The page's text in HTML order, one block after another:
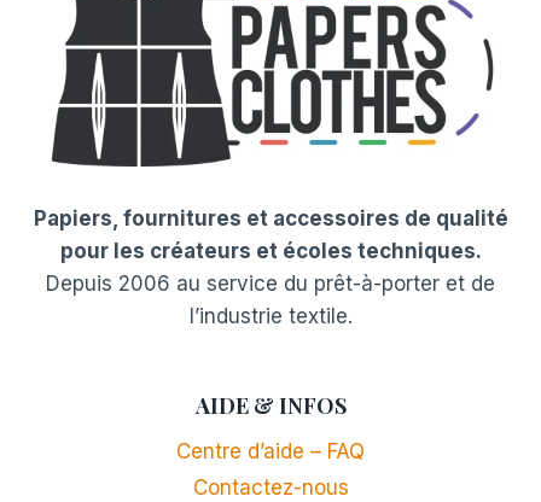
Papiers, fournitures et accessoires de qualité
pour les créateurs et écoles techniques.
Depuis 2006 au service du prêt-à-porter et de
l’industrie textile.
AIDE & INFOS
Centre d’aide – FAQ
Contactez-nous